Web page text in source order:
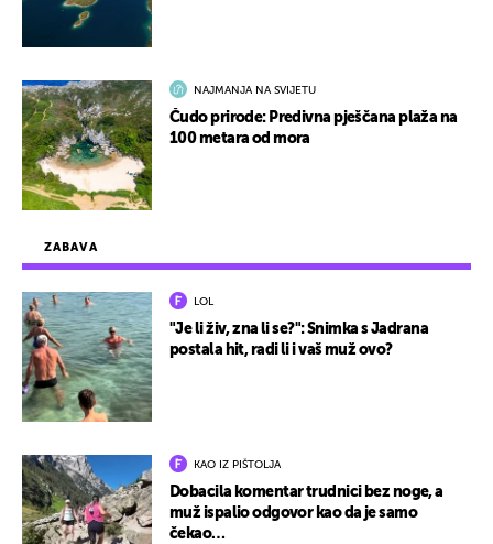
ZABAVA
LOL
"Je li živ, zna li se?": Snimka s Jadrana
postala hit, radi li i vaš muž ovo?
KAO IZ PIŠTOLJA
Dobacila komentar trudnici bez noge, a
muž ispalio odgovor kao da je samo
čekao…
NAJMANJA NA SVIJETU
Čudo prirode: Predivna pješčana plaža na
100 metara od mora